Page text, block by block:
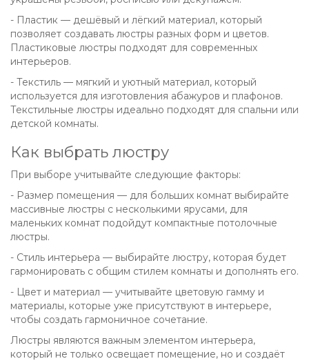
- Пластик — дешёвый и лёгкий материал, который
позволяет создавать люстры разных форм и цветов.
Пластиковые люстры подходят для современных
интерьеров.
- Текстиль — мягкий и уютный материал, который
используется для изготовления абажуров и плафонов.
Текстильные люстры идеально подходят для спальни или
детской комнаты.
Как выбрать люстру
При выборе учитывайте следующие факторы:
- Размер помещения — для больших комнат выбирайте
массивные люстры с несколькими ярусами, для
маленьких комнат подойдут компактные потолочные
люстры.
- Стиль интерьера — выбирайте люстру, которая будет
гармонировать с общим стилем комнаты и дополнять его.
- Цвет и материал — учитывайте цветовую гамму и
материалы, которые уже присутствуют в интерьере,
чтобы создать гармоничное сочетание.
Люстры являются важным элементом интерьера,
который не только освещает помещение, но и создаёт